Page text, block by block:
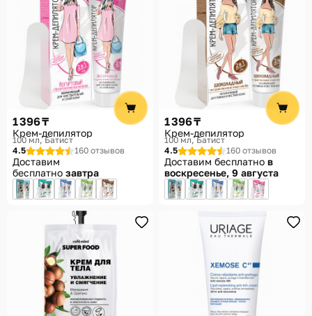
1 396 ₸
Крем-депилятор
100 мл Батист
4.5
160 отзывов
Доставим
бесплатно завтра
1 396 ₸
Крем-депилятор
100 мл Батист
4.5
160 отзывов
Доставим бесплатно в
воскресенье, 9 августа